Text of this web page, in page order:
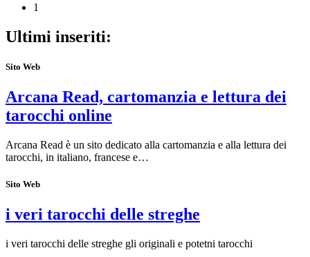
1
Ultimi inseriti:
Sito Web
Arcana Read, cartomanzia e lettura dei
tarocchi online
Arcana Read è un sito dedicato alla cartomanzia e alla lettura dei
tarocchi, in italiano, francese e…
Sito Web
i veri tarocchi delle streghe
i veri tarocchi delle streghe gli originali e potetni tarocchi